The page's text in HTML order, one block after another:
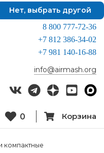
Нет, выбрать другой
8 800 777-72-36
+7 812 386-34-02
+7 981 140-16-88
info@airmash.org
0 Корзина
компактные